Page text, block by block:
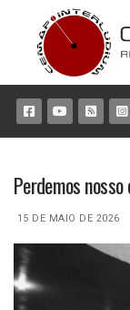
conteúdo
Perdemos
15 DE MAIO DE 2026